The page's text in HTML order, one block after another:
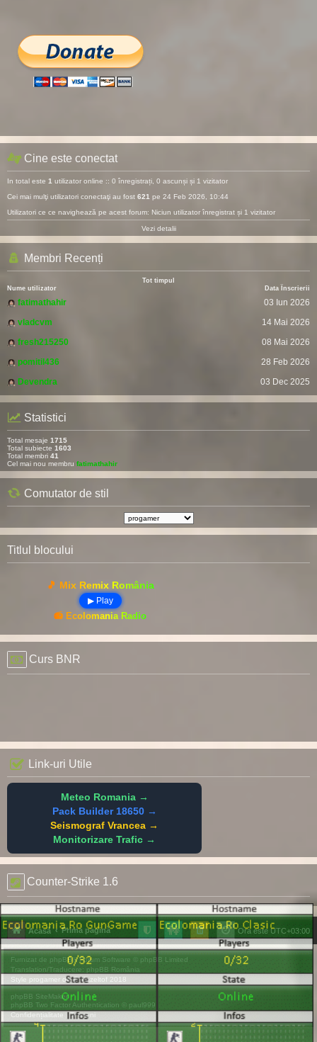
Cine este conectat
In total este 1 utilizator online :: 0 înregistrați, 0 ascunși și 1 vizitator
Cei mai mulţi utilizatori conectaţi au fost 621 pe 24 Feb 2026, 10:44
Utilizatori ce ce navighează pe acest forum: Niciun utilizator înregistrat și 1 vizitator
Vezi detalii
Membri Recenți
Tot timpul
Nume utilizator
Data Înscrierii
fatimathahir
03 Iun 2026
vladcvm
14 Mai 2026
fresh215250
08 Mai 2026
pomitil436
28 Feb 2026
Devendra
03 Dec 2025
Statistici
Total mesaje 1715
Total subiecte 1603
Total membri 41
Cel mai nou membru fatimathahir
Comutator de stil
Titlul blocului
🎵 Mix Remix România
▶ Play
📻 Ecolomania Radio
Curs BNR
Link-uri Utile
Meteo Romania →
Pack Builder 18650 →
Seismograf Vrancea →
Monitorizare Trafic →
Counter-Strike 1.6
Acasă Prima pagină Ora este UTC+03:00
Furnizat de phpBB® Forum Software © phpBB Limited
Translation/Traducere: phpBB România
Style progamer de ©Mazeltof 2018
phpBB SiteMaker
phpBB Two Factor Authentication © paul999
Confidențialitate |Termeni